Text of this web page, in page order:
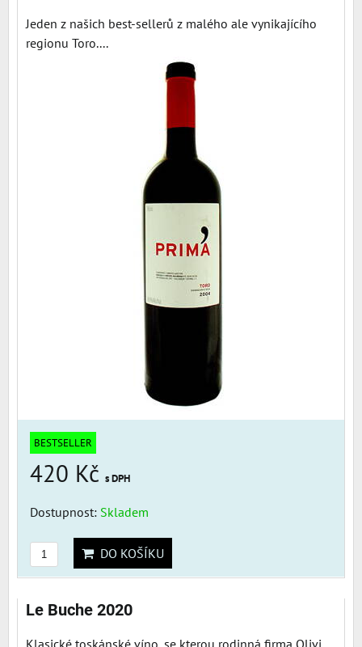
Jeden z našich best-sellerů z malého ale vynikajícího
regionu Toro....
BESTSELLER
420 Kč s DPH
Dostupnost: Skladem
DO KOŠÍKU
Le Buche 2020
Klasické toskánské víno, se kterou rodinná firma Olivi